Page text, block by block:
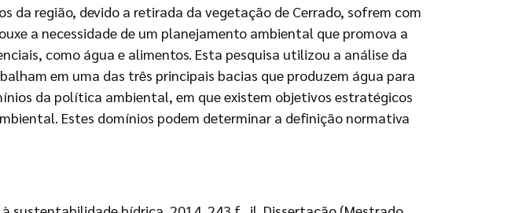
da região, devido a retirada da vegetação de Cerrado, sofrem com
a necessidade de um planejamento ambiental que promova a
como água e alimentos. Esta pesquisa utilizou a análise da
em uma das três principais bacias que produzem água para
da política ambiental, em que existem objetivos estratégicos
Estes domínios podem determinar a definição normativa